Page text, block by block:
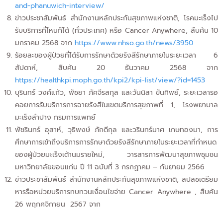
and-phanuwich-interview/
ข่าวประชาสัมพันธ์ สำนักงานหลักประกันสุขภาพแห่งชาติ, โรคมะเร็งไป
รับบริการที่ไหนก็ได้ (ทั่วประเทศ) หรือ Cancer Anywhere, สืบค้น 10
มกราคม 2568 จาก https://www.nhso.go.th/news/3950
ร้อยละของผู้ป่วยที่ได้รับการรักษาด้วยรังสีรักษาภายในระยะเวลา 6
สัปดาห์, สืบค้น 20 ธันวาคม 2568 จาก
https://healthkpi.moph.go.th/kpi2/kpi-list/view/?id=1453
บุรินทร์ วงศ์แก้ว, พัชยา ภัคจีรสกุล และวันนิสา ขันทิพย์, ระยะเวลารอ
คอยการรับบริการการฉายรังสีในเขตบริการสุขภาพที่ 1, โรงพยาบาล
มะเร็งลำปาง กรมการแพทย์
พัชรินทร์ อุสาห์, วุธิพงษ์ ภักดีกุล และวรินทร์มาศ เกษทองมา, การ
ศึกษาการเข้าถึงบริการการรักษาด้วยรังสีรักษาภายในระยะเวลาที่กำหนด
ของผู้ป่วยมะเร็งเต้านมรายใหม่, วารสารการพัฒนาสุขภาพชุมชน
มหาวิทยาลัยขอนแก่น ปี 11 ฉบับที่ 3 กรกฏาคม – กันยายม 2566
ข่าวประชาสัมพันธ์ สำนักงานหลักประกันสุขภาพแห่งชาติ, สปสชเตรียม
หารรือหน่วยบริการทบทวนเงื่อนไขจ่าย Cancer Anywhere , สืบค้น
26 พฤกศจิกายน 2567 จาก